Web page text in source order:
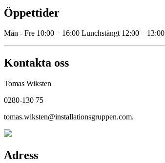
Öppettider
Mån - Fre 10:00 – 16:00 Lunchstängt 12:00 – 13:00
Kontakta oss
Tomas Wiksten
0280-130 75
tomas.wiksten@installationsgruppen.com.
Adress